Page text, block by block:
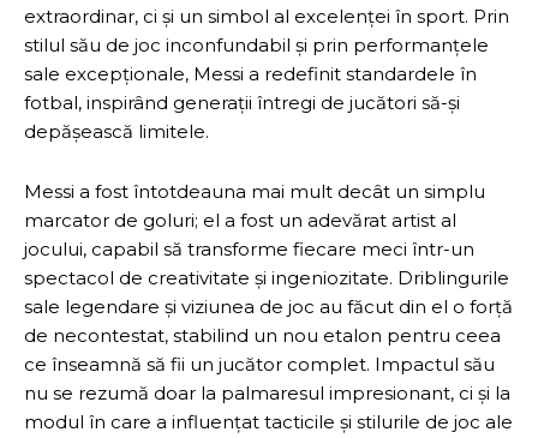
extraordinar, ci și un simbol al excelenței în sport. Prin
stilul său de joc inconfundabil și prin performanțele
sale excepționale, Messi a redefinit standardele în
fotbal, inspirând generații întregi de jucători să-și
depășească limitele.
Messi a fost întotdeauna mai mult decât un simplu
marcator de goluri; el a fost un adevărat artist al
jocului, capabil să transforme fiecare meci într-un
spectacol de creativitate și ingeniozitate. Driblingurile
sale legendare și viziunea de joc au făcut din el o forță
de necontestat, stabilind un nou etalon pentru ceea
ce înseamnă să fii un jucător complet. Impactul său
nu se rezumă doar la palmaresul impresionant, ci și la
modul în care a influențat tacticile și stilurile de joc ale